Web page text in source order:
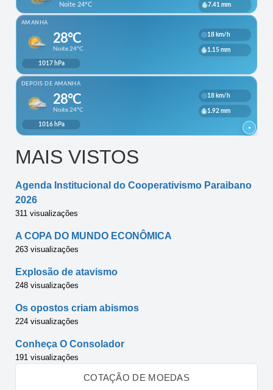
MAIS VISTOS
Agenda Institucional do Cooperativismo Paraibano
2026
311 visualizações
A COPA DO MUNDO ECONÔMICA
263 visualizações
Explosão de atavismo
248 visualizações
Os opostos criam abismos
224 visualizações
Conheça O Consolador
191 visualizações
COTAÇÃO DE MOEDAS